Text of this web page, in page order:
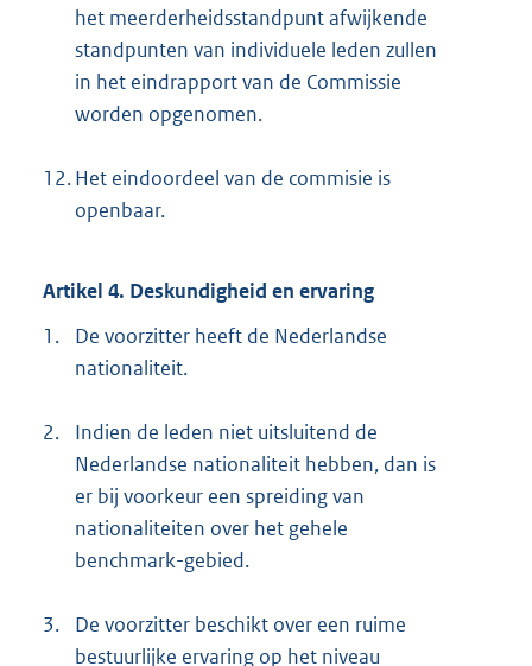
het meerderheidsstandpunt afwijkende
standpunten van individuele leden zullen
in het eindrapport van de Commissie
worden opgenomen.
12.Het eindoordeel van de commisie is
openbaar.
Artikel 4. Deskundigheid en ervaring
1.
De voorzitter heeft de Nederlandse
nationaliteit.
2.
Indien de leden niet uitsluitend de
Nederlandse nationaliteit hebben, dan is
er bij voorkeur een spreiding van
nationaliteiten over het gehele
benchmark-gebied.
3.
De voorzitter beschikt over een ruime
bestuurlijke ervaring op het niveau